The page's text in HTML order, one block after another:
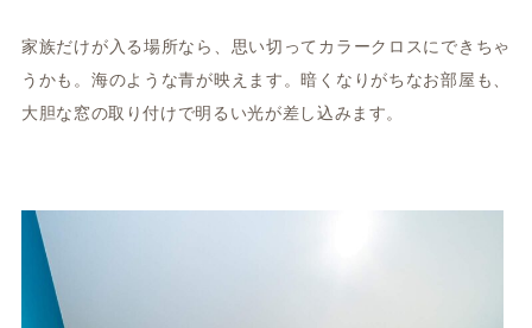
家族だけが入る場所なら、思い切ってカラークロスにできちゃ
うかも。海のような青が映えます。暗くなりがちなお部屋も、
大胆な窓の取り付けで明るい光が差し込みます。